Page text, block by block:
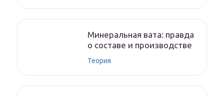
Минеральная вата: правда
о составе и производстве
Теория